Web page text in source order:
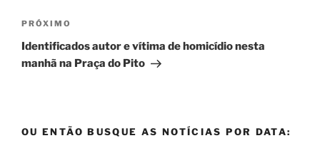
Próximo
post
PRÓXIMO
Identificados autor e vítima de homicídio nesta
manhã na Praça do Pito
OU ENTÃO BUSQUE AS NOTÍCIAS POR DATA: